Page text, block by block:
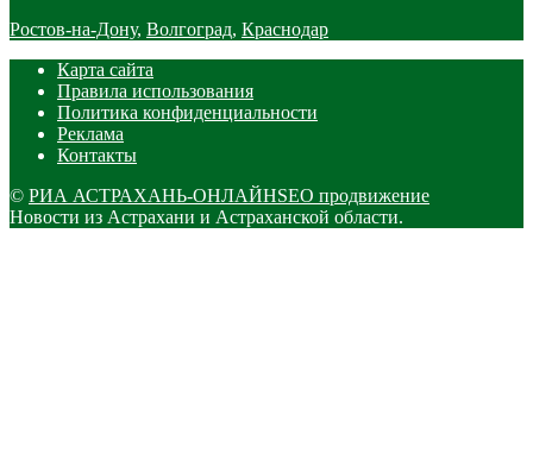
Ростов-на-Дону, Волгоград, Краснодар
Карта сайта
Правила использования
Политика конфиденциальности
Реклама
Контакты
© РИА АСТРАХАНЬ-ОНЛАЙНSEO продвижение
Новости из Астрахани и Астраханской области.